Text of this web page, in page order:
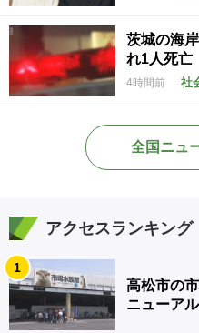
茨城の海
れ1人死
4時間前 社
全国ニュ
アクセスランキング
1
高松市の
ニューア